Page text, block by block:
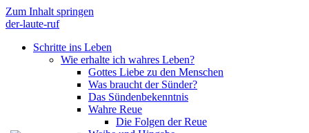
Zum Inhalt springen
der-laute-ruf
Schritte ins Leben
Wie erhalte ich wahres Leben?
Gottes Liebe zu den Menschen
Was braucht der Sünder?
Das Sündenbekenntnis
Wahre Reue
Die Folgen der Reue